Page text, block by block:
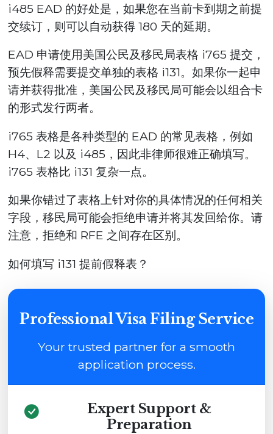
i485 EAD 的好处是，如果您在当前卡到期之前提
交续订，则可以自动获得 180 天的延期。
EAD 申请使用美国公民及移民局表格 i765 提交，
预先假释需要提交单独的表格 i131。如果你一起申
请并获得批准，美国公民及移民局可能会以组合卡
的形式发行两者。
i765 表格是各种类型的 EAD 的常见表格，例如
H4、L2 以及 i485，因此非律师很难正确填写。
i765 表格比 i131 复杂一点。
如果你错过了表格上针对你的具体情况的任何相关
字段，移民局可能会拒绝申请并将其发回给你。请
注意，拒绝和 RFE 之间存在区别。
如何填写 i131 提前假释表？
Professional Visa Filing Service
Your trusted partner for a smooth
application process.
Expert Support &
Preparation